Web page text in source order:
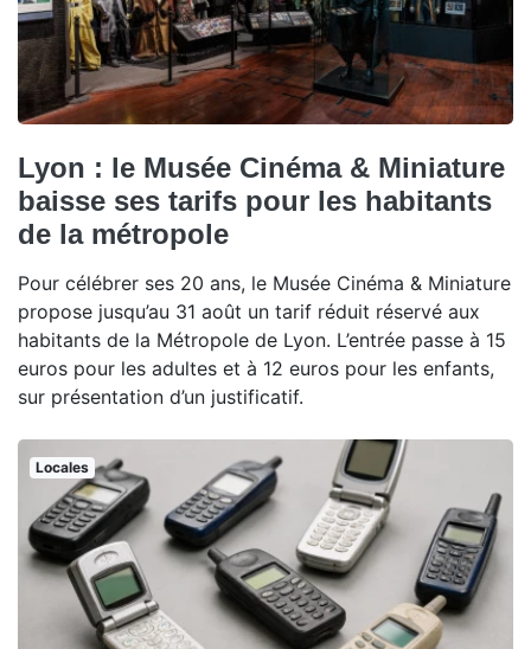
Lyon : le Musée Cinéma & Miniature
baisse ses tarifs pour les habitants
de la métropole
Pour célébrer ses 20 ans, le Musée Cinéma & Miniature
propose jusqu’au 31 août un tarif réduit réservé aux
habitants de la Métropole de Lyon. L’entrée passe à 15
euros pour les adultes et à 12 euros pour les enfants,
sur présentation d’un justificatif.
Locales